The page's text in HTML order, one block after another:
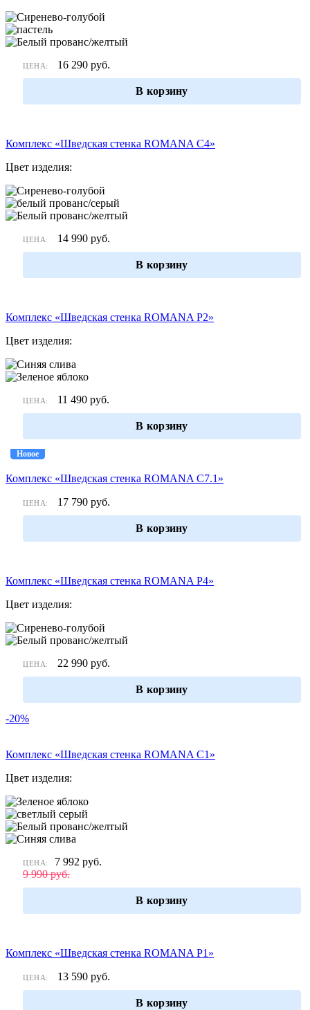
ЦЕНА: 16 290 руб.
В корзину
Комплекс «Шведская стенка ROMANA С4»
Цвет изделия:
ЦЕНА: 14 990 руб.
В корзину
Комплекс «Шведская стенка ROMANA Р2»
Цвет изделия:
ЦЕНА: 11 490 руб.
В корзину
Новое
Новое
Комплекс «Шведская стенка ROMANA С7.1»
ЦЕНА: 17 790 руб.
В корзину
Комплекс «Шведская стенка ROMANA Р4»
Цвет изделия:
ЦЕНА: 22 990 руб.
В корзину
-20%
Комплекс «Шведская стенка ROMANA С1»
Цвет изделия:
ЦЕНА: 7 992 руб.
9 990 руб.
В корзину
Комплекс «Шведская стенка ROMANA Р1»
ЦЕНА: 13 590 руб.
В корзину